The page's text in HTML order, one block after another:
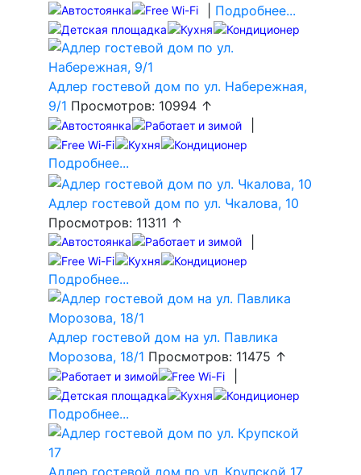
Подробнее...
Адлер гостевой дом по ул. Набережная,
9/1 Просмотров: 10994 ↑
Подробнее...
Адлер гостевой дом по ул. Чкалова, 10
Просмотров: 11311 ↑
Подробнее...
Адлер гостевой дом на ул. Павлика
Морозова, 18/1 Просмотров: 11475 ↑
Подробнее...
Адлер гостевой дом по ул. Крупской 17